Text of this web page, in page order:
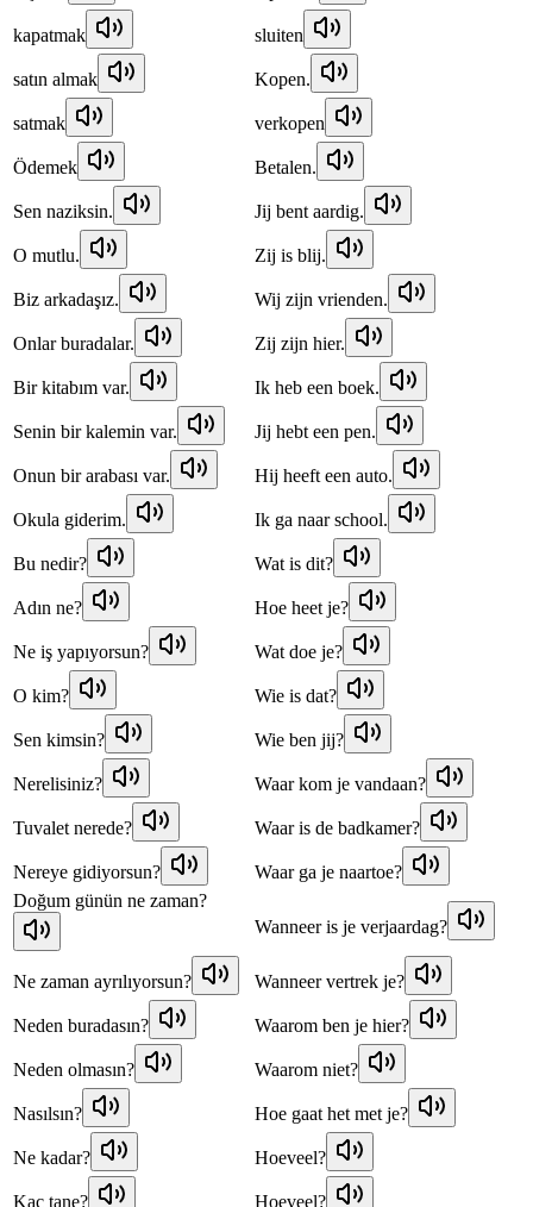
kapatmak sluiten
satın almak Kopen.
satmak verkopen
Ödemek Betalen.
Sen naziksin. Jij bent aardig.
O mutlu. Zij is blij.
Biz arkadaşız. Wij zijn vrienden.
Onlar buradalar. Zij zijn hier.
Bir kitabım var. Ik heb een boek.
Senin bir kalemin var. Jij hebt een pen.
Onun bir arabası var. Hij heeft een auto.
Okula giderim. Ik ga naar school.
Bu nedir? Wat is dit?
Adın ne? Hoe heet je?
Ne iş yapıyorsun? Wat doe je?
O kim? Wie is dat?
Sen kimsin? Wie ben jij?
Nerelisiniz? Waar kom je vandaan?
Tuvalet nerede? Waar is de badkamer?
Nereye gidiyorsun?
Waar ga je naartoe?
Doğum günün ne zaman?
Wanneer is je verjaardag?
Ne zaman ayrılıyorsun? Wanneer vertrek je?
Neden buradasın? Waarom ben je hier?
Neden olmasın? Waarom niet?
Nasılsın? Hoe gaat het met je?
Ne kadar? Hoeveel?
Kaç tane? Hoeveel?